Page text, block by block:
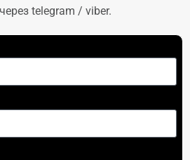
telegram / viber.